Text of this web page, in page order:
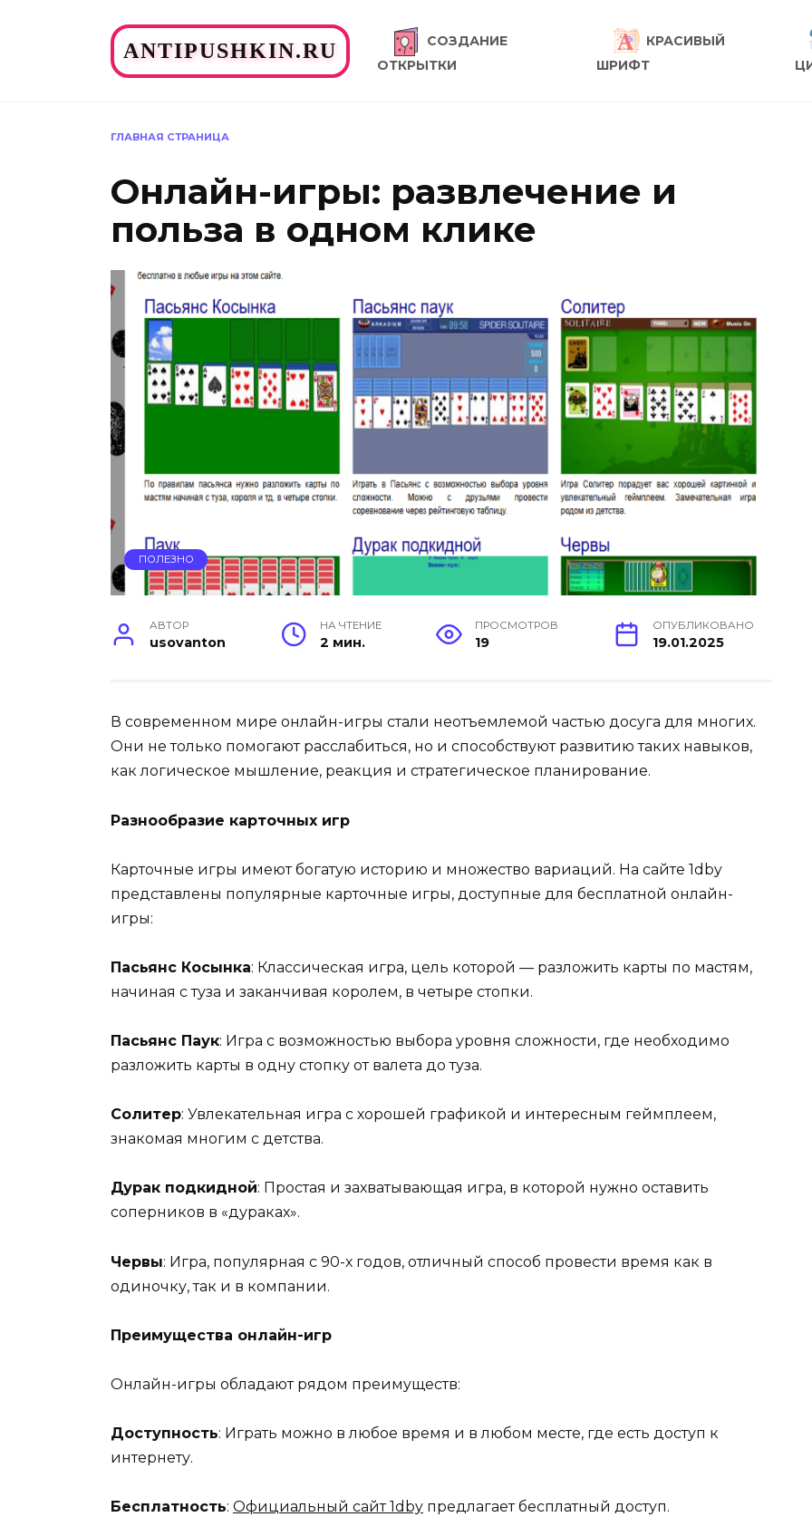
ANTIPUSHKIN.RU
СОЗДАНИЕ
ОТКРЫТКИ
КРАСИВЫЙ
ШРИФТ
ГЛАВНАЯ СТРАНИЦА
Онлайн-игры: развлечение и
польза в одном клике
ПОЛЕЗНО
АВТОР
usovanton
НА ЧТЕНИЕ
2 мин.
ПРОСМОТРОВ
19
ОПУБЛИКОВАНО
19.01.2025
В современном мире онлайн-игры стали неотъемлемой частью досуга для многих.
Они не только помогают расслабиться, но и способствуют развитию таких навыков,
как логическое мышление, реакция и стратегическое планирование.
Разнообразие карточных игр
Карточные игры имеют богатую историю и множество вариаций. На сайте 1dby
представлены популярные карточные игры, доступные для бесплатной онлайн-
игры:
Пасьянс Косынка: Классическая игра, цель которой — разложить карты по мастям,
начиная с туза и заканчивая королем, в четыре стопки.
Пасьянс Паук: Игра с возможностью выбора уровня сложности, где необходимо
разложить карты в одну стопку от валета до туза.
Солитер: Увлекательная игра с хорошей графикой и интересным геймплеем,
знакомая многим с детства.
Дурак подкидной: Простая и захватывающая игра, в которой нужно оставить
соперников в «дураках».
Червы: Игра, популярная с 90-х годов, отличный способ провести время как в
одиночку, так и в компании.
Преимущества онлайн-игр
Онлайн-игры обладают рядом преимуществ:
Доступность: Играть можно в любое время и в любом месте, где есть доступ к
интернету.
Бесплатность: Официальный сайт 1dby предлагает бесплатный доступ.